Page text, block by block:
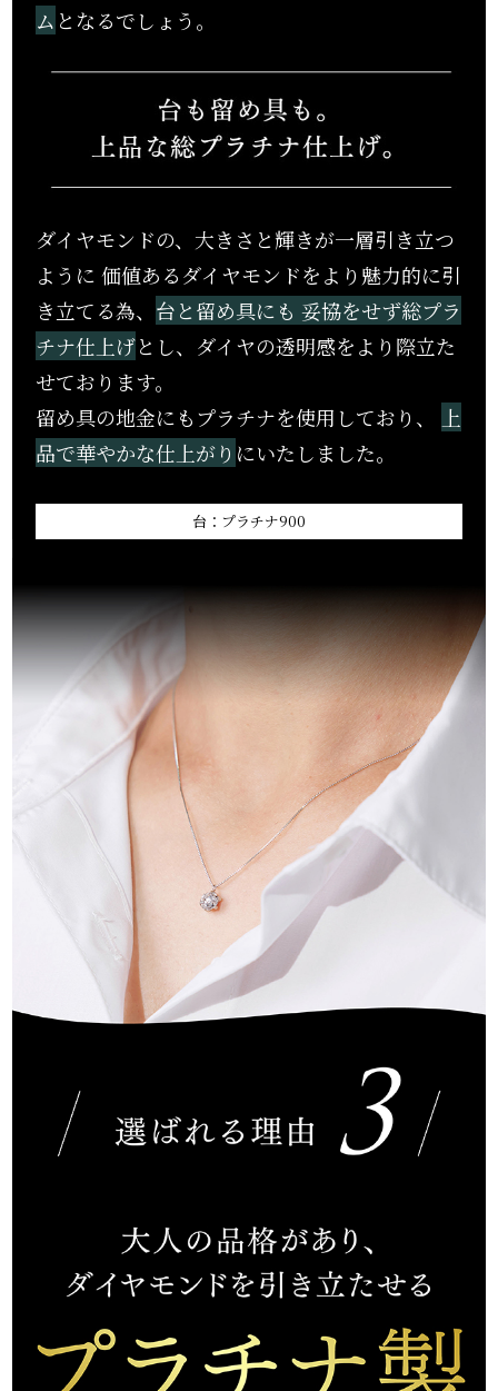
ム となるでしょう。
ダイヤモンドの、大きさと輝きが一層引き立つ
ように 価値あるダイヤモンドをより魅力的に引
き立てる為、 台と留め具にも 妥協をせず総プラ
チナ仕上げとし、ダイヤの透明感をより際立た
せております。
留め具の地金にもプラチナを使用しており、
上
品で華やかな仕上がり にいたしました。
台：プラチナ900